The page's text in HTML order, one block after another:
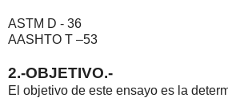
ASTM D - 36
AASHTO T –53
2.-OBJETIVO.-
El objetivo de este ensayo es la